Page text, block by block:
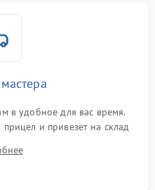
1500 ₽
1500 ₽
в удобное для вас время.
и привезет на склад